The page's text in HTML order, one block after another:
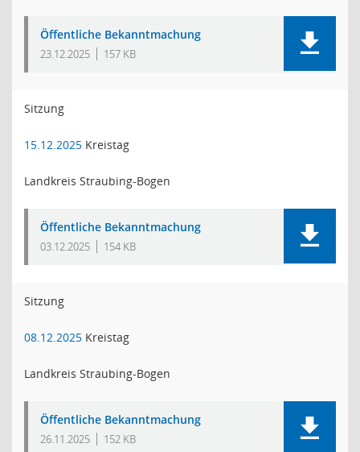
Öffentliche Bekanntmachung
23.12.2025 157 KB
Sitzung
15.12.2025 Kreistag
Landkreis Straubing-Bogen
Öffentliche Bekanntmachung
03.12.2025 154 KB
Sitzung
08.12.2025 Kreistag
Landkreis Straubing-Bogen
Öffentliche Bekanntmachung
26.11.2025 152 KB